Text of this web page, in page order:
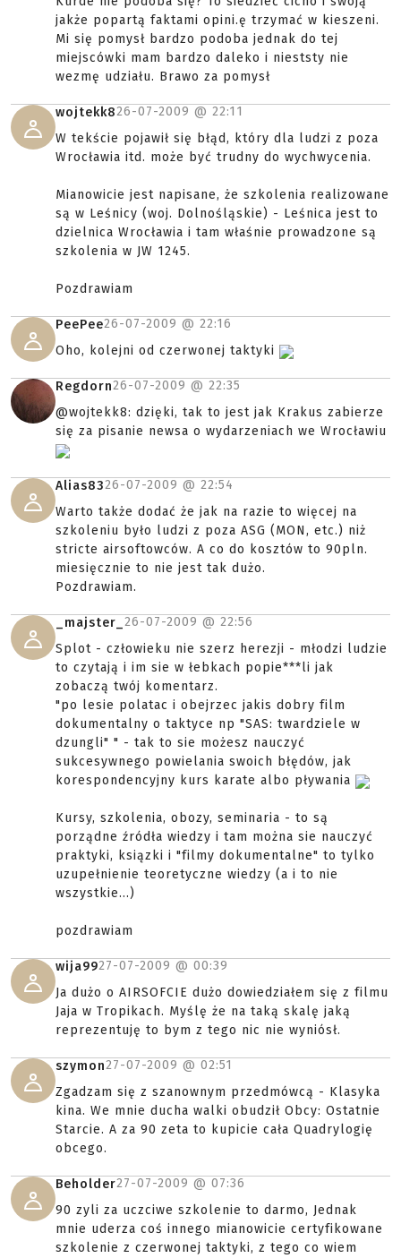
jakże popartą faktami opini.ę trzymać w kieszeni.
Mi się pomysł bardzo podoba jednak do tej
miejscówki mam bardzo daleko i nieststy nie
wezmę udziału. Brawo za pomysł
wojtekk826-07-2009 @ 22:11
W tekście pojawił się błąd, który dla ludzi z poza
Wrocławia itd. może być trudny do wychwycenia.
Mianowicie jest napisane, że szkolenia realizowane
są w Leśnicy (woj. Dolnośląskie) - Leśnica jest to
dzielnica Wrocławia i tam właśnie prowadzone są
szkolenia w JW 1245.
Pozdrawiam
PeePee26-07-2009 @ 22:16
Oho, kolejni od czerwonej taktyki
Regdorn26-07-2009 @ 22:35
@wojtekk8: dzięki, tak to jest jak Krakus zabierze
się za pisanie newsa o wydarzeniach we Wrocławiu
Alias8326-07-2009 @ 22:54
Warto także dodać że jak na razie to więcej na
szkoleniu było ludzi z poza ASG (MON, etc.) niż
stricte airsoftowców. A co do kosztów to 90pln.
miesięcznie to nie jest tak dużo.
Pozdrawiam.
_majster_ 26-07-2009 @ 22:56
Splot - człowieku nie szerz herezji - młodzi ludzie
to czytają i im sie w łebkach popie***li jak
zobaczą twój komentarz.
"po lesie polatac i obejrzec jakis dobry film
dokumentalny o taktyce np "SAS: twardziele w
dzungli" " - tak to sie możesz nauczyć
sukcesywnego powielania swoich błędów, jak
korespondencyjny kurs karate albo pływania
Kursy, szkolenia, obozy, seminaria - to są
porządne źródła wiedzy i tam można sie nauczyć
praktyki, ksiązki i "filmy dokumentalne" to tylko
uzupełnienie teoretyczne wiedzy (a i to nie
wszystkie...)
pozdrawiam
wija9927-07-2009 @ 00:39
Ja dużo o AIRSOFCIE dużo dowiedziałem się z filmu
Jaja w Tropikach. Myślę że na taką skalę jaką
reprezentuję to bym z tego nic nie wyniósł.
szymon27-07-2009 @ 02:51
Zgadzam się z szanownym przedmówcą - Klasyka
kina. We mnie ducha walki obudził Obcy: Ostatnie
Starcie. A za 90 zeta to kupicie cała Quadrylogię
obcego.
Beholder27-07-2009 @ 07:36
90 zyli za uczciwe szkolenie to darmo, Jednak
mnie uderza coś innego mianowicie certyfikowane
szkolenie z czerwonej taktyki, z tego co wiem